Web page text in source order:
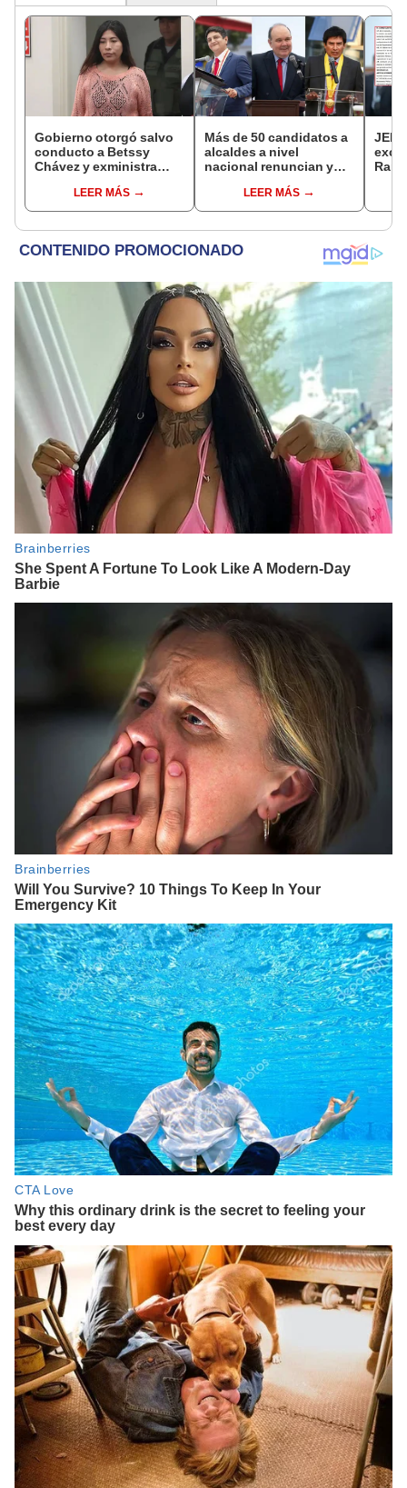
Gobierno otorgó salvo
conducto a Betssy
Chávez y exministra
madrugadaLEER MÁS
Más de 50 candidatos a
alcaldes a nivel
nacional renuncian y
encubiertaLEER MÁS
JEE